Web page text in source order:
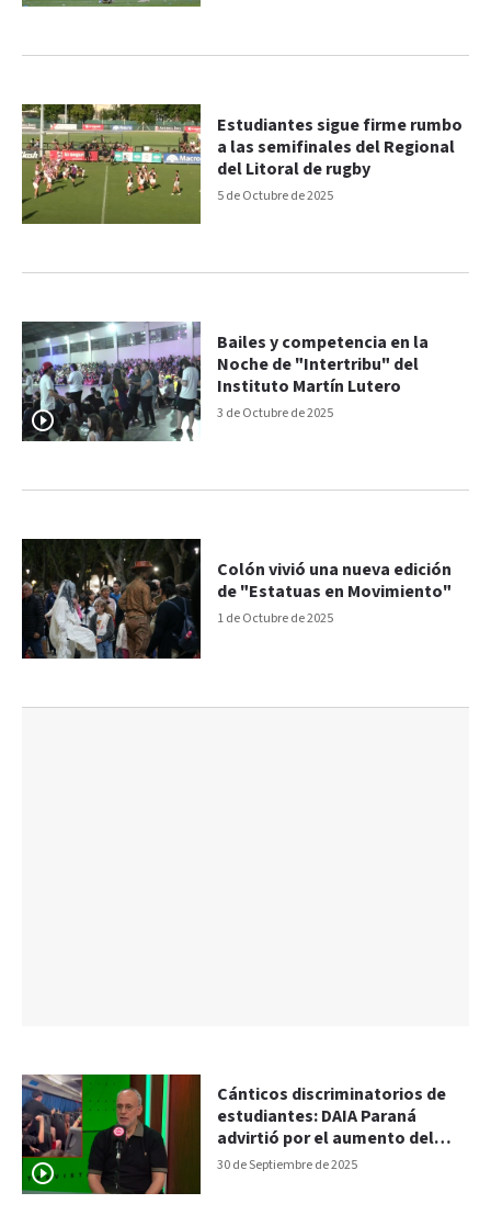
5 de Octubre de 2025
Estudiantes sigue firme rumbo
a las semifinales del Regional
del Litoral de rugby
3 de Octubre de 2025
Bailes y competencia en la
Noche de "Intertribu" del
Instituto Martín Lutero
1 de Octubre de 2025
Colón vivió una nueva edición
de "Estatuas en Movimiento"
30 de Septiembre de 2025
Cánticos discriminatorios de
estudiantes: DAIA Paraná
advirtió por el aumento del
antisemitismo